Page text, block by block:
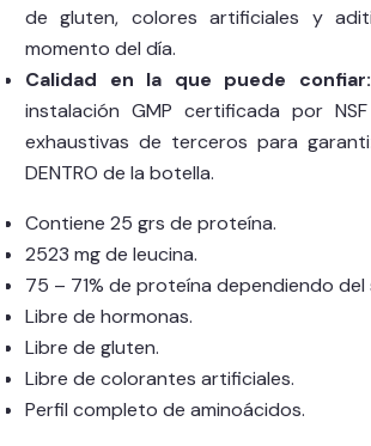
de gluten, colores artificiales y
momento del día.
Calidad en la que puede confiar:
instalación GMP certificada por
exhaustivas de terceros para
DENTRO de la botella.
Contiene 25 grs de proteína.
2523 mg de leucina.
75 – 71% de proteína dependiendo del
Libre de hormonas.
Libre de gluten.
Libre de colorantes artificiales.
Perfil completo de aminoácidos.